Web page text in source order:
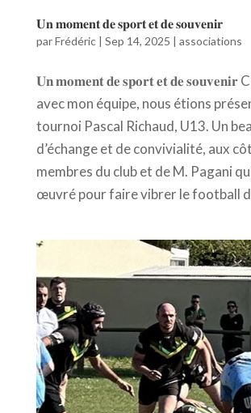
𝐔𝐧 𝐦𝐨𝐦𝐞𝐧𝐭 𝐝𝐞 𝐬𝐩𝐨𝐫𝐭 𝐞𝐭 𝐝𝐞 𝐬𝐨𝐮𝐯𝐞𝐧𝐢𝐫
parFrédéric| Sep 14, 2025 | associations
𝐔𝐧 𝐦𝐨𝐦𝐞𝐧𝐭 𝐝𝐞 𝐬𝐩𝐨𝐫𝐭 𝐞𝐭 𝐝𝐞 𝐬𝐨𝐮𝐯𝐞𝐧𝐢𝐫
avec mon équipe, nous étions
tournoi Pascal Richaud, U13. Un
d’échange et de convivialité, aux
membres du club et de M. Pagani
œuvré pour faire vibrer le football